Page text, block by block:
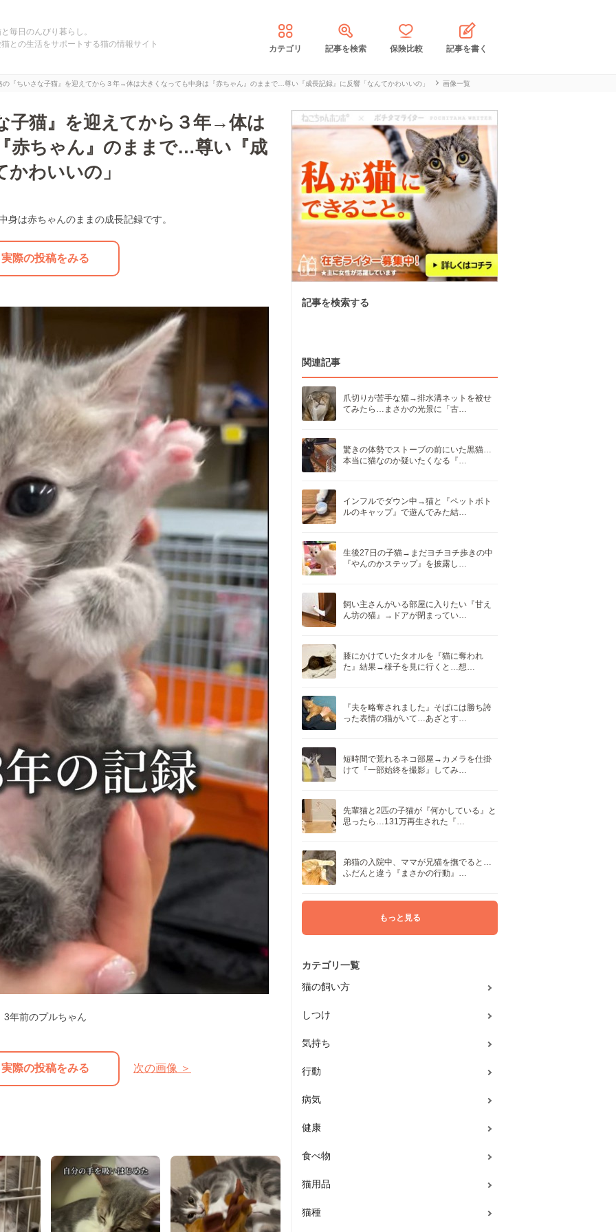
毎日のんびり暮らし。
との生活をサポートする猫の情報サイト
カテゴリ 記事を検索 保険比較 記事を書く
の『ちいさな子猫』を迎えてから３年→体は大きくなっても中身は『赤ちゃん』のままで…尊い『成長記録』に反響「なんてかわいいの」 画像一覧
子猫』を迎えてから３年→体は
赤ちゃん』のままで…尊い『成
わいいの」
は赤ちゃんのままの成長記録です。
実際の投稿をみる
3年前のプルちゃん
実際の投稿をみる 次の画像 ＞
記事を検索する
関連記事
爪切りが苦手な猫→排水溝ネットを被せ
てみたら…まさかの光景に「古…
驚きの体勢でストーブの前にいた黒猫…
本当に猫なのか疑いたくなる『…
インフルでダウン中→猫と『ペットボト
ルのキャップ』で遊んでみた結…
生後27日の子猫→まだヨチヨチ歩きの中
『やんのかステップ』を披露し…
飼い主さんがいる部屋に入りたい『甘え
ん坊の猫』→ドアが閉まってい…
膝にかけていたタオルを『猫に奪われ
た』結果→様子を見に行くと…想…
『夫を略奪されました』そばには勝ち誇
った表情の猫がいて…あざとす…
短時間で荒れるネコ部屋→カメラを仕掛
けて『一部始終を撮影』してみ…
先輩猫と2匹の子猫が『何かしている』と
思ったら…131万再生された『…
弟猫の入院中、ママが兄猫を撫でると…
ふだんと違う『まさかの行動』…
もっと見る
カテゴリ一覧
猫の飼い方
しつけ
気持ち
行動
病気
健康
食べ物
猫用品
猫種